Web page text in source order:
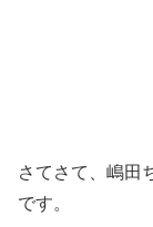
さてさて、嶋田
です。